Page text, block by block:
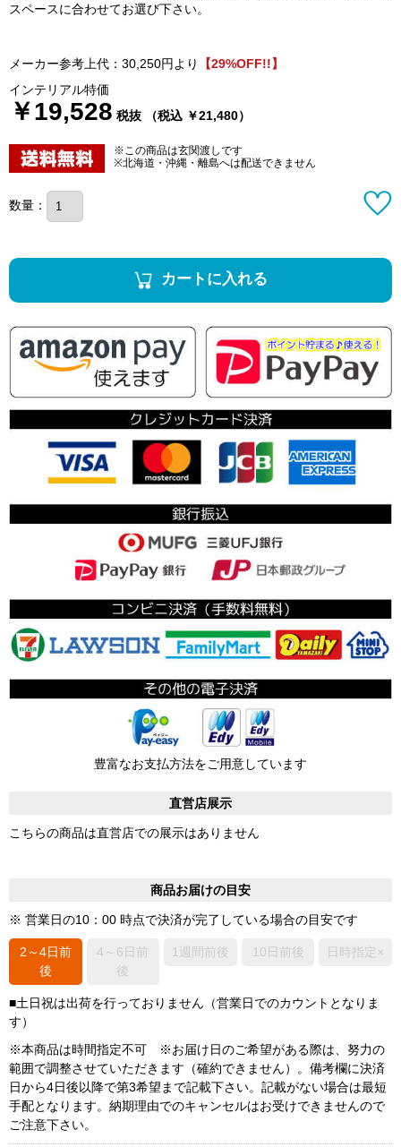
スペースに合わせてお選び下さい。
メーカー参考上代：30,250円より
【29%OFF!!】
インテリアル特価
￥19,528 税抜 （税込 ￥21,480）
※この商品は玄関渡しです
※北海道・沖縄・離島へは配送できません
数量：
カートに入れる
豊富なお支払方法をご用意しています
直営店展示
こちらの商品は直営店での展示はありません
商品お届けの目安
※ 営業日の10：00 時点で決済が完了している場合の目安です
2～4日前
後
4～6日前
後
1週間前後 10日前後 日時指定×
■土日祝は出荷を行っておりません（営業日でのカウントとなりま
す）
※本商品は時間指定不可 ※お届け日のご希望がある際は、努力の
範囲で調整させていただきます（確約できません）。備考欄に決済
日から4日後以降で第3希望まで記載下さい。記載がない場合は最短
手配となります。納期理由でのキャンセルはお受けできませんので
ご注意下さい。